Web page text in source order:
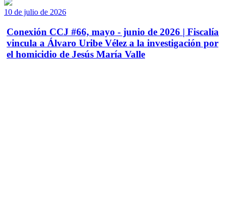
10 de julio de 2026
Conexión CCJ #66, mayo - junio de 2026 | Fiscalía
vincula a Álvaro Uribe Vélez a la investigación por
el homicidio de Jesús María Valle